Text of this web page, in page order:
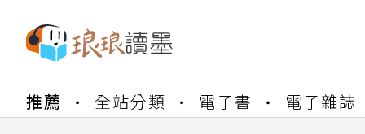
推薦 全站分類 電子書 電子雜誌
【公告】琅琅讀墨數位閱讀資產合併與